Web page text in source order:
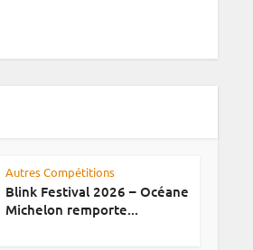
Autres Compétitions
Blink Festival 2026 – Océane
Michelon remporte...